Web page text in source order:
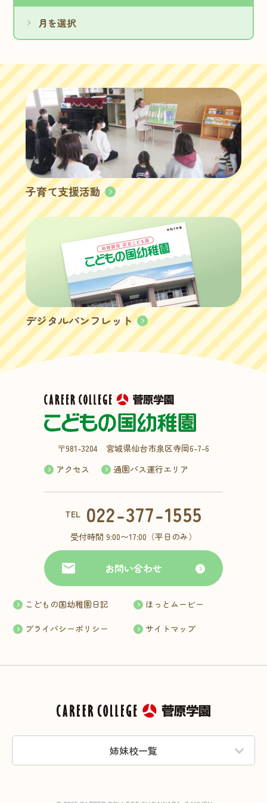
子育て支援活動
デジタルパンフレット
〒981-3204 宮城県仙台市泉区寺岡6-7-6
アクセス
通園バス運行エリア
TEL 022-377-1555
受付時間 9:00〜17:00（平日のみ）
お問い合わせ
こどもの国幼稚園日記 ほっとムービー
プライバシーポリシー サイトマップ
姉妹校一覧